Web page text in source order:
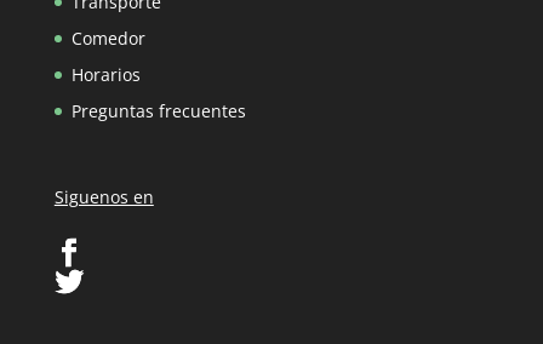
Comedor
Horarios
Preguntas frecuentes
Siguenos en